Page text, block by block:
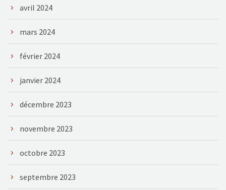
avril 2024
mars 2024
février 2024
janvier 2024
décembre 2023
novembre 2023
octobre 2023
septembre 2023